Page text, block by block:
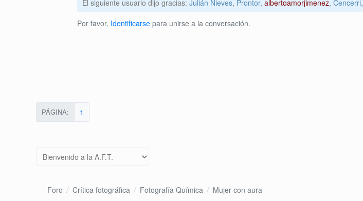
El siguiente usuario dijo gracias: Julián Nieves, Prontor, albertoamorjimenez, Cencerri,
Por favor, Identificarse para unirse a la conversación.
PÁGINA: 1
Foro Crítica fotográfica Fotografía Química Mujer con aura